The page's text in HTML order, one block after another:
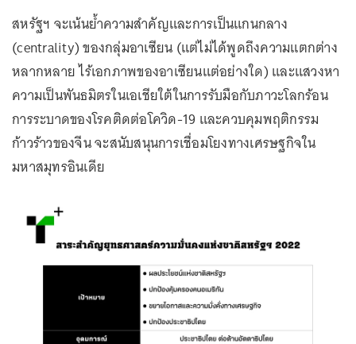
สหรัฐฯ จะเน้นย้ำความสำคัญและการเป็นแกนกลาง
(centrality) ของกลุ่มอาเซียน (แต่ไม่ได้พูดถึงความแตกต่าง
หลากหลาย ไร้เอกภาพของอาเซียนแต่อย่างใด) และแสวงหา
ความเป็นพันธมิตรในเอเชียใต้ในการรับมือกับภาวะโลกร้อน
การระบาดของโรคติดต่อโควิด-19 และควบคุมพฤติกรรม
ก้าวร้าวของจีน จะสนับสนุนการเชื่อมโยงทางเศรษฐกิจใน
มหาสมุทรอินเดีย